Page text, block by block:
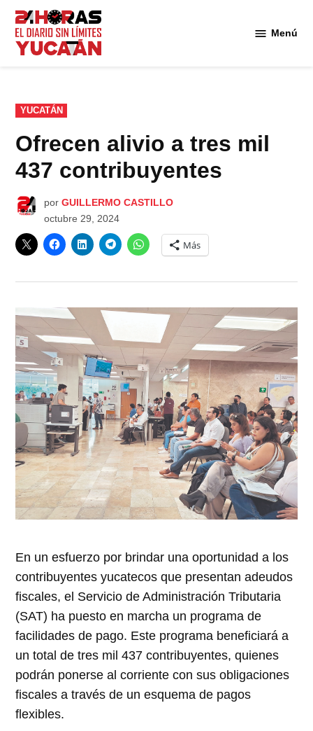
Saltar
contenido
Menú
PUBLICADO
EN
YUCATÁN
Ofrecen alivio a tres mil
437 contribuyentes
por GUILLERMO CASTILLO
octubre 29, 2024
Más
En un esfuerzo por brindar una oportunidad a los
contribuyentes yucatecos que presentan adeudos
fiscales, el Servicio de Administración Tributaria
(SAT) ha puesto en marcha un programa de
facilidades de pago. Este programa beneficiará a
un total de tres mil 437 contribuyentes, quienes
podrán ponerse al corriente con sus obligaciones
fiscales a través de un esquema de pagos
flexibles.